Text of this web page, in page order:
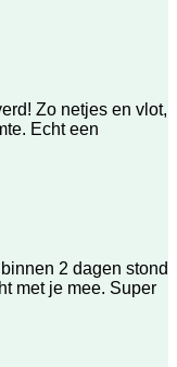
Zo netjes en vlot,
Echt een
2 dagen stond
met je mee. Super